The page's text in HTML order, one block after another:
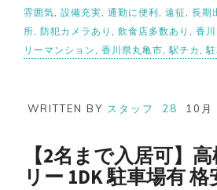
雰囲気 設備充実 通勤に便利 遠征 長期
所 防犯カメラあり 飲食店多数あり 香
リーマンション
香川県丸亀市 駅チカ
WRITTEN BY スタッフ 28 10月
【2名まで入居可】
リー 1DK 駐車場有